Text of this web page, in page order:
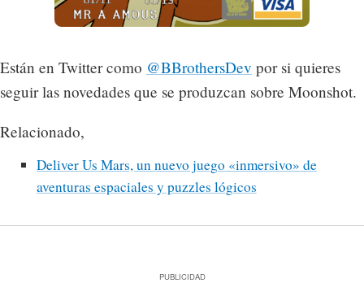
Están en Twitter como @BBrothersDev por si quieres
seguir las novedades que se produzcan sobre Moonshot.
Relacionado,
Deliver Us Mars, un nuevo juego «inmersivo» de
aventuras espaciales y puzzles lógicos
PUBLICIDAD